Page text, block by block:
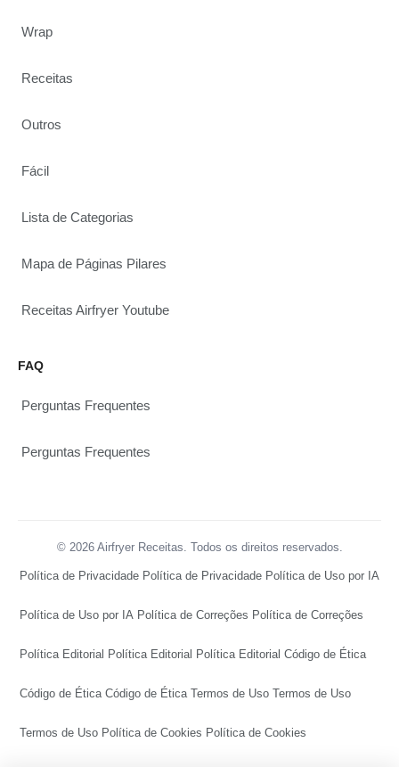
Wrap
Receitas
Outros
Fácil
Lista de Categorias
Mapa de Páginas Pilares
Receitas Airfryer Youtube
FAQ
Perguntas Frequentes
Perguntas Frequentes
© 2026 Airfryer Receitas. Todos os direitos reservados.
Política de Privacidade Política de Privacidade Política de Uso por IA
Política de Uso por IA Política de Correções Política de Correções
Política Editorial Política Editorial Política Editorial Código de Ética
Código de Ética Código de Ética Termos de Uso Termos de Uso
Termos de Uso Política de Cookies Política de Cookies